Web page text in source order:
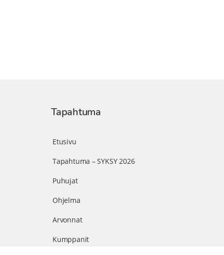
Tapahtuma
Etusivu
Tapahtuma – SYKSY 2026
Puhujat
Ohjelma
Arvonnat
Kumppanit